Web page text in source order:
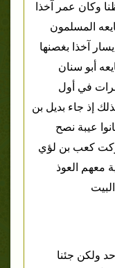
وكان عمر آخذا
المسلمون
آخذا بغصنها
أبو سنان
مرات في أول
إذ جاء بديل بن
عيبة نصح
كعب بن لؤي
معهم العوذ
ولكن جئنا